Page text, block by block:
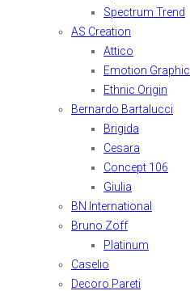
Spectrum Trend
AS Creation
Attico
Emotion Graphic
Ethnic Origin
Bernardo Bartalucci
Brigida
Cesara
Concept 106
Giulia
BN International
Bruno Zoff
Platinum
Caselio
Decoro Pareti